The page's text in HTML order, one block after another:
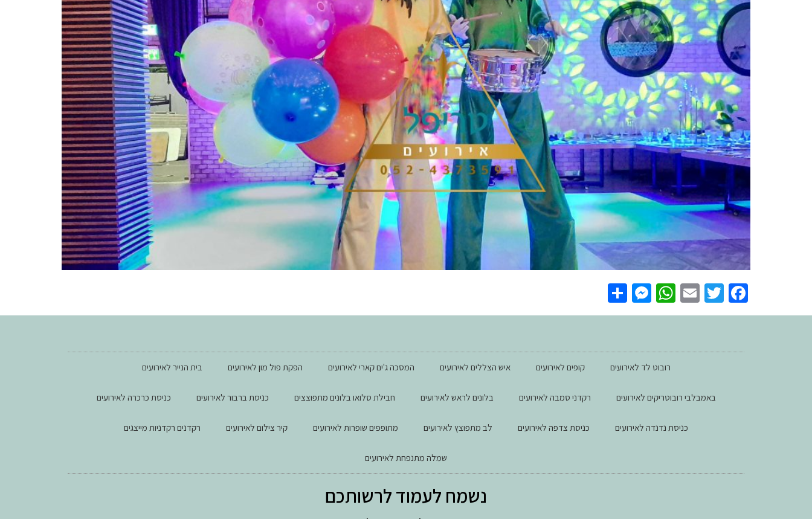
Facebook
Twitter
Email
WhatsApp
Messenger
רובוט לד לאירועים קופים לאירועים איש הצללים לאירועים המסכה ג'ים קארי לאירועים הפקת פול מון לאירועים בית הנייר לאירועים
באמבלבי רובוטריקים לאירועים רקדני סמבה לאירועים בלונים לראש לאירועים חבילת סלואו בלונים מתפוצצים כניסת ברבור לאירועים כניסת כרכרה לאירועים
כניסת נדנדה לאירועים כניסת צדפה לאירועים לב מתפוצץ לאירועים מתופפים שופרות לאירועים קיר צילום לאירועים רקדנים רקדניות מייצגים
שמלה מתנפחת לאירועים
נשמח לעמוד לרשותכם